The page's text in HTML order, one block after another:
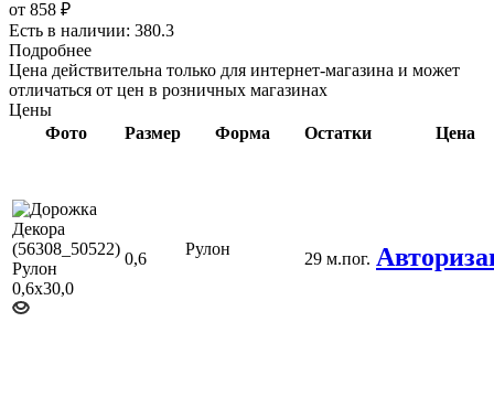
от 858 ₽
Есть в наличии: 380.3
Подробнее
Цена действительна только для интернет-магазина и может
отличаться от цен в розничных магазинах
Цены
Фото
Размер Форма Остатки Цена
0,6
Рулон
29 м.пог.